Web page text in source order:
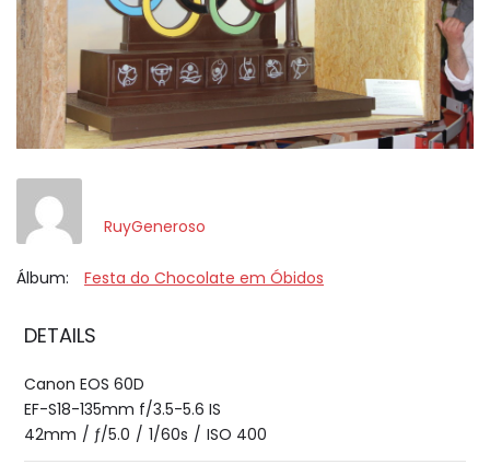
RuyGeneroso
Álbum: Festa do Chocolate em Óbidos
DETAILS
Canon EOS 60D
EF-S18-135mm f/3.5-5.6 IS
42mm / ƒ/5.0 / 1/60s / ISO 400